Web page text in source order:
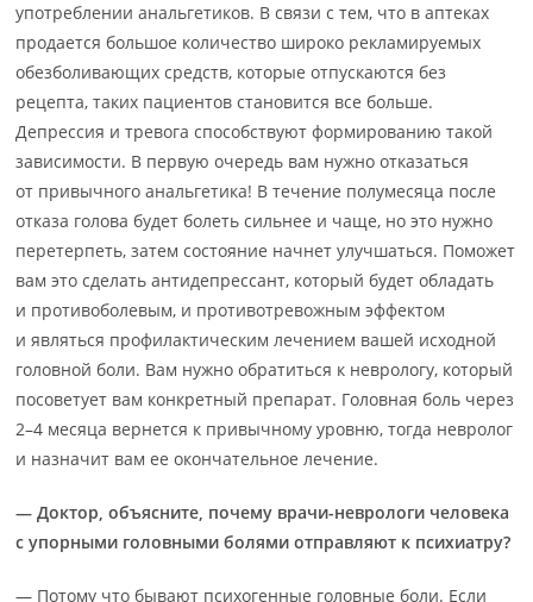
употреблении анальгетиков. В связи с тем, что в аптеках
продается большое количество широко рекламируемых
обезболивающих средств, которые отпускаются без
рецепта, таких пациентов становится все больше.
Депрессия и тревога способствуют формированию такой
зависимости. В первую очередь вам нужно отказаться
от привычного анальгетика! В течение полумесяца после
отказа голова будет болеть сильнее и чаще, но это нужно
перетерпеть, затем состояние начнет улучшаться. Поможет
вам это сделать антидепрессант, который будет обладать
и противоболевым, и противотревожным эффектом
и являться профилактическим лечением вашей исходной
головной боли. Вам нужно обратиться к неврологу, который
посоветует вам конкретный препарат. Головная боль через
2–4 месяца вернется к привычному уровню, тогда невролог
и назначит вам ее окончательное лечение.
— Доктор, объясните, почему врачи-неврологи человека
с упорными головными болями отправляют к психиатру?
— Потому что бывают психогенные головные боли. Если